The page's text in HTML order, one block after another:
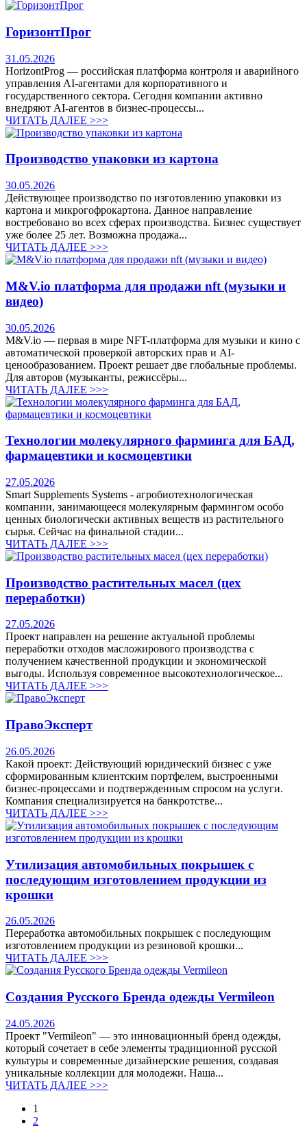
ГоризонтПрог
31.05.2026
HorizontProg — российская платформа контроля и аварийного
управления AI-агентами для корпоративного и
государственного сектора. Сегодня компании активно
внедряют AI-агентов в бизнес-процессы...
ЧИТАТЬ ДАЛЕЕ >>>
Производство упаковки из картона
30.05.2026
Действующее производство по изготовлению упаковки из
картона и микрогофрокартона. Данное направление
востребовано во всех сферах производства. Бизнес существует
уже более 25 лет. Возможна продажа...
ЧИТАТЬ ДАЛЕЕ >>>
M&V.io платформа для продажи nft (музыки и
видео)
30.05.2026
M&V.io — первая в мире NFT-платформа для музыки и кино с
автоматической проверкой авторских прав и AI-
ценообразованием. Проект решает две глобальные проблемы.
Для авторов (музыканты, режиссёры...
ЧИТАТЬ ДАЛЕЕ >>>
Технологии молекулярного фарминга для БАД,
фармацевтики и космоцевтики
27.05.2026
Smart Supplements Systems - агробиотехнологическая
компании, занимающееся молекулярным фармингом особо
ценных биологически активных веществ из растительного
сырья. Сейчас на финальной стадии...
ЧИТАТЬ ДАЛЕЕ >>>
Производство растительных масел (цех
переработки)
27.05.2026
Проект направлен на решение актуальной проблемы
переработки отходов масложирового производства с
получением качественной продукции и экономической
выгоды. Используя современное высокотехнологическое...
ЧИТАТЬ ДАЛЕЕ >>>
ПравоЭксперт
26.05.2026
Какой проект: Действующий юридический бизнес с уже
сформированным клиентским портфелем, выстроенными
бизнес-процессами и подтвержденным спросом на услуги.
Компания специализируется на банкротстве...
ЧИТАТЬ ДАЛЕЕ >>>
Утилизация автомобильных покрышек с
последующим изготовлением продукции из
крошки
26.05.2026
Переработка автомобильных покрышек с последующим
изготовлением продукции из резиновой крошки...
ЧИТАТЬ ДАЛЕЕ >>>
Создания Русского Бренда одежды Vermileon
24.05.2026
Проект "Vermileon" — это инновационный бренд одежды,
который сочетает в себе элементы традиционной русской
культуры и современные дизайнерские решения, создавая
уникальные коллекции для молодежи. Наша...
ЧИТАТЬ ДАЛЕЕ >>>
1
2